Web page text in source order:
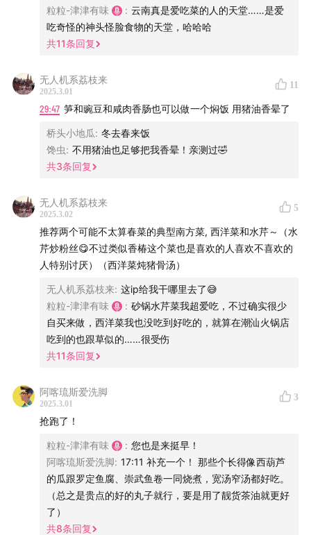
00:37:11荠菜
00:44:16春菜
00:45:15香椿
00:49:35韭黄
00:53:41韭菜
00:57:45 茉莉花
00:58:49 婆婆丁（蒲公英）
01:00:48马齿苋
01:06:04草头
01:07:00
01:08:15毛豆
01:10:45西葫芦
水果芹菜
01:15:49秋葵
01:18:25四季豆
01:19:54玻璃豆（请所有知道这个菜的广西人给我们留
【本期主播】
粒粒：健康管理项目「吃较瘦」创始人，运动营养师
（公众号：吃较瘦），干货输出狂人，答疑解惑深入浅
出，破除迷思一针见血
馋虫：软质高蛋白食品「软食尚」创始人，食品微生物
学博士，大健康行业历练数年，归来仍是食品人，希望
通过食品解决营养问题，让食物回归食物。欢迎关注微
粒粒-津津有味
: 云南真是爱吃菜的人的天堂……是爱
吃奇怪的神头怪脸食物的天堂，哈哈哈
共11条回复
无人机系荔枝来
2025.3.01
11
29:47 笋和豌豆和咸肉香肠也可以做一个焖饭 用猪油香晕了
桥头小地瓜: 冬去春来饭
馋虫: 不用猪油也足够把我香晕！亲测过🤣
共3条回复
无人机系荔枝来
2025.3.02
5
推荐两个可能不太算春菜的典型南方菜, 西洋菜和水芹～（水
芹炒粉丝😋不过类似香椿这个菜也是喜欢的人喜欢不喜欢的
人特别讨厌）（西洋菜炖猪骨汤）
无人机系荔枝来: 这ip给我干哪里去了😅
粒粒-津津有味
: 砂锅水芹菜我超爱吃，不过确实很少
自买来做，西洋菜我也没吃到好吃的，就算在潮汕火锅店
吃到的也跟草似的……很受伤
共11条回复
阿喀琉斯爱洗脚
2025.3.01
3
抢跑了！
粒粒-津津有味 : 您也是来挺早！
阿喀琉斯爱洗脚: 17:11 补充一个！ 那些个长得像西葫芦
的瓜跟罗定鱼腐、崇武鱼卷一同烧煮，宽汤窄汤都好吃。
（总之是贵点的好的丸子就行，要是用了靓货茶油就更好
了）
共8条回复